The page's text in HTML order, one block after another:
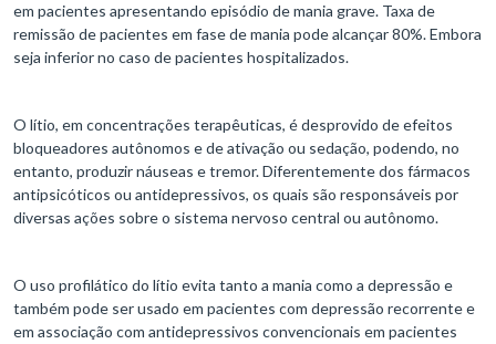
em pacientes apresentando episódio de mania grave. Taxa de
remissão de pacientes em fase de mania pode alcançar 80%. Embora
seja inferior no caso de pacientes hospitalizados.
O lítio, em concentrações terapêuticas, é desprovido de efeitos
bloqueadores autônomos e de ativação ou sedação, podendo, no
entanto, produzir náuseas e tremor. Diferentemente dos fármacos
antipsicóticos ou antidepressivos, os quais são responsáveis por
diversas ações sobre o sistema nervoso central ou autônomo.
O uso profilático do lítio evita tanto a mania como a depressão e
também pode ser usado em pacientes com depressão recorrente e
em associação com antidepressivos convencionais em pacientes